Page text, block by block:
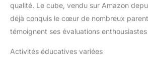
qualité. Le cube, vendu sur Amazon
déjà conquis le cœur de nombreux
témoignent ses évaluations
Activités éducatives variées